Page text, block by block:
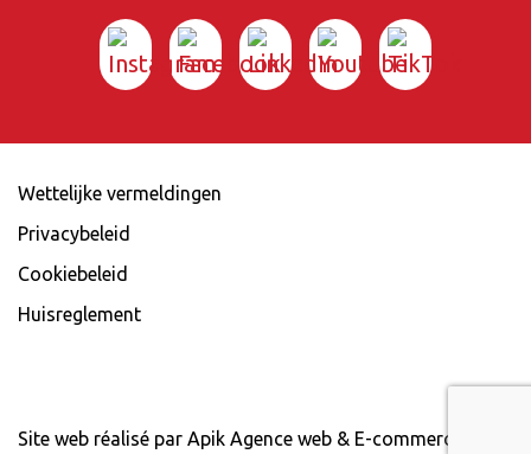
Wettelijke vermeldingen
Privacybeleid
Cookiebeleid
Huisreglement
Site web réalisé par Apik Agence web & E-commerce